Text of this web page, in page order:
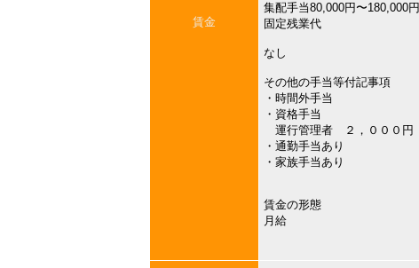
賃金
集配手当80,000円〜180,000円
固定残業代
なし
その他の手当等付記事項
・時間外手当
・資格手当
運行管理者 ２，０００円
・通勤手当あり
・家族手当あり
賃金の形態
月給